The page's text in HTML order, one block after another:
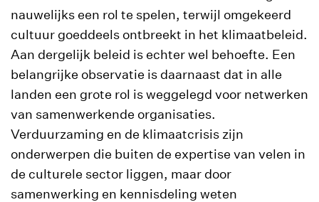
nauwelijks een rol te spelen, terwijl omgekeerd
cultuur goeddeels ontbreekt in het klimaatbeleid.
Aan dergelijk beleid is echter wel behoefte. Een
belangrijke observatie is daarnaast dat in alle
landen een grote rol is weggelegd voor netwerken
van samenwerkende organisaties.
Verduurzaming en de klimaatcrisis zijn
onderwerpen die buiten de expertise van velen in
de culturele sector liggen, maar door
samenwerking en kennisdeling weten